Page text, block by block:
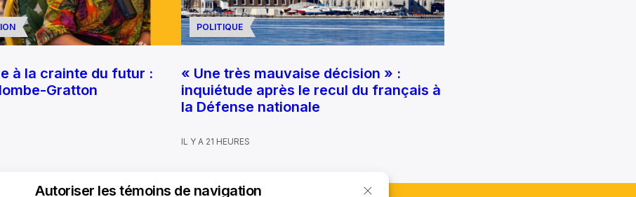
Autoriser les témoins de navigation
à la crainte du futur :
Gratton
POLITIQUE
« Une très mauvaise décision » :
inquiétude après le recul du français à
la Défense nationale
IL Y A 21 HEURES